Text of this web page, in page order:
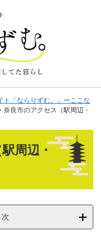
ト「ならりずむ。」ーここな
奈良市のアクセス（駅周辺・
周辺・